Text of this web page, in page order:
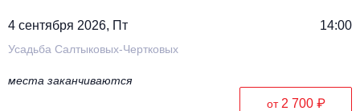
4 сентября 2026, Пт 14:00
Усадьба Салтыковых-Чертковых
места заканчиваются
от 2 700 ₽